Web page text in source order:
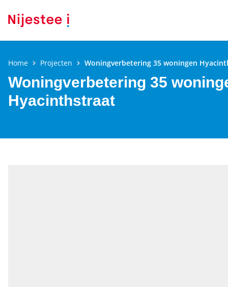
Home Projecten Woningverbetering 35 woningen
Woningverbetering 35
Hyacinthstraat